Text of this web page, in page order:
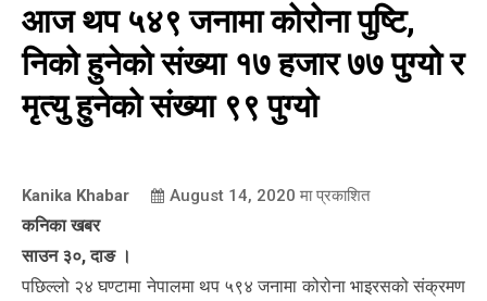
आज थप ५४९ जनामा कोरोना पुष्टि,
निको हुनेको संख्या १७ हजार ७७ पुग्यो र
मृत्यु हुनेको संख्या ९९ पुग्यो
Kanika Khabar August 14, 2020 मा प्रकाशित
कनिका खबर
साउन ३०, दाङ ।
पछिल्लो २४ घण्टामा नेपालमा थप ५९४ जनामा कोरोना भाइरसको संक्रमण